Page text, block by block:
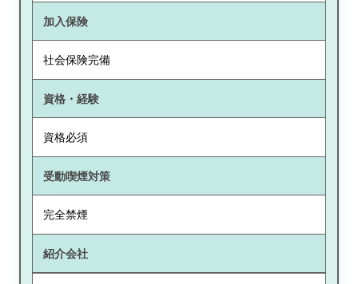
加入保険
社会保険完備
資格・経験
資格必須
受動喫煙対策
完全禁煙
紹介会社